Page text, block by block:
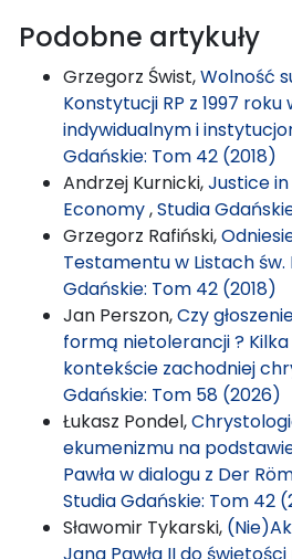
Podobne artykuły
Grzegorz Świst,Wolność
Konstytucji RP z 1997
indywidualnym i
Gdańskie: Tom 42 (2018)
Andrzej Kurnicki,Justice
Economy,Studia
Grzegorz Rafiński,
Testamentu w Listach św.
Gdańskie: Tom 42 (2018)
Jan Perszon,Czy
formą nietolerancji ?
kontekście zachodniej
Gdańskie: Tom 58 (2026)
Łukasz Pondel,
ekumenizmu na
Pawła w dialogu z Der
Studia Gdańskie: Tom 42
Sławomir Tykarski,